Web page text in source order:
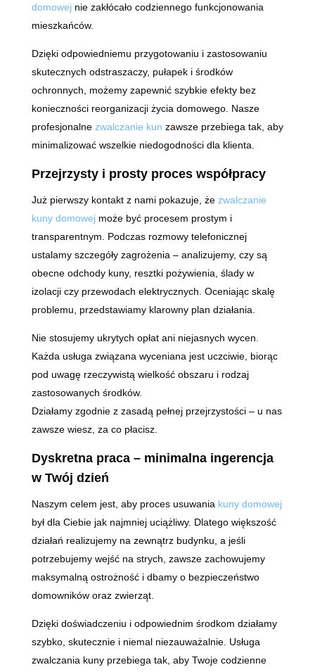
domowejnie zakłócało codziennego funkcjonowania
mieszkańców.
Dzięki odpowiedniemu przygotowaniu i zastosowaniu
skutecznych odstraszaczy, pułapek i środków
ochronnych, możemy zapewnić szybkie efekty bez
konieczności reorganizacji życia domowego. Nasze
profesjonalne zwalczanie kun zawsze przebiega tak, aby
minimalizować wszelkie niedogodności dla klienta.
Przejrzysty i prosty proces współpracy
Już pierwszy kontakt z nami pokazuje, że zwalczanie
kuny domowejmoże być procesem prostym i
transparentnym. Podczas rozmowy telefonicznej
ustalamy szczegóły zagrożenia – analizujemy, czy są
obecne odchody kuny, resztki pożywienia, ślady w
izolacji czy przewodach elektrycznych. Oceniając skalę
problemu, przedstawiamy klarowny plan działania.
Nie stosujemy ukrytych opłat ani niejasnych wycen.
Każda usługa związana wyceniana jest uczciwie, biorąc
pod uwagę rzeczywistą wielkość obszaru i rodzaj
zastosowanych środków.
Działamy zgodnie z zasadą pełnej przejrzystości – u nas
zawsze wiesz, za co płacisz.
Dyskretna praca – minimalna ingerencja
w Twój dzień
Naszym celem jest, aby proces usuwania kuny domowej
był dla Ciebie jak najmniej uciążliwy. Dlatego większość
działań realizujemy na zewnątrz budynku, a jeśli
potrzebujemy wejść na strych, zawsze zachowujemy
maksymalną ostrożność i dbamy o bezpieczeństwo
domowników oraz zwierząt.
Dzięki doświadczeniu i odpowiednim środkom działamy
szybko, skutecznie i niemal niezauważalnie. Usługa
zwalczania kuny przebiega tak, aby Twoje codzienne